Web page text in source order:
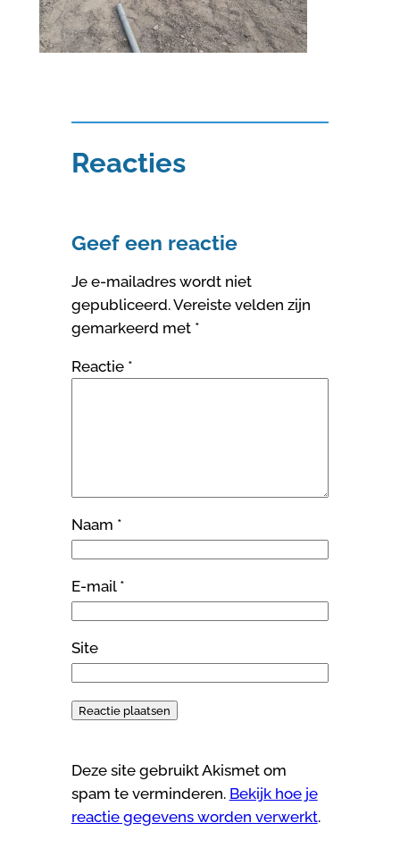
Reacties
Geef een reactie
Je e-mailadres wordt niet
gepubliceerd.Vereiste velden zijn
gemarkeerd met *
Reactie *
Naam *
E-mail *
Site
Deze site gebruikt Akismet om
spam te verminderen. Bekijk hoe je
reactie gegevens worden verwerkt.